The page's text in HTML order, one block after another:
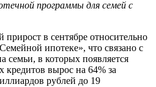
программы для семей с
в сентябре относительно
ипотеке», что связано с
в которых появляется
вырос на 64% за
рублей до 19